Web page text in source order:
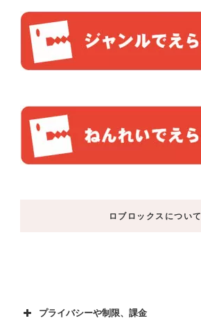
ロブロックスについて
プライバシーや制限、課金